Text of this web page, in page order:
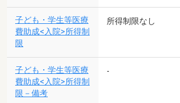
子ども・学生等医療
費助成<入院>所得制
限
所得制限なし
子ども・学生等医療
費助成<入院>所得制
限－備考
-